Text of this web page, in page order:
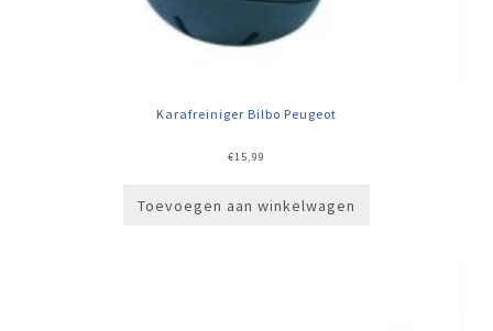
Karafreiniger Bilbo Peugeot
€15,99
Toevoegen aan winkelwagen